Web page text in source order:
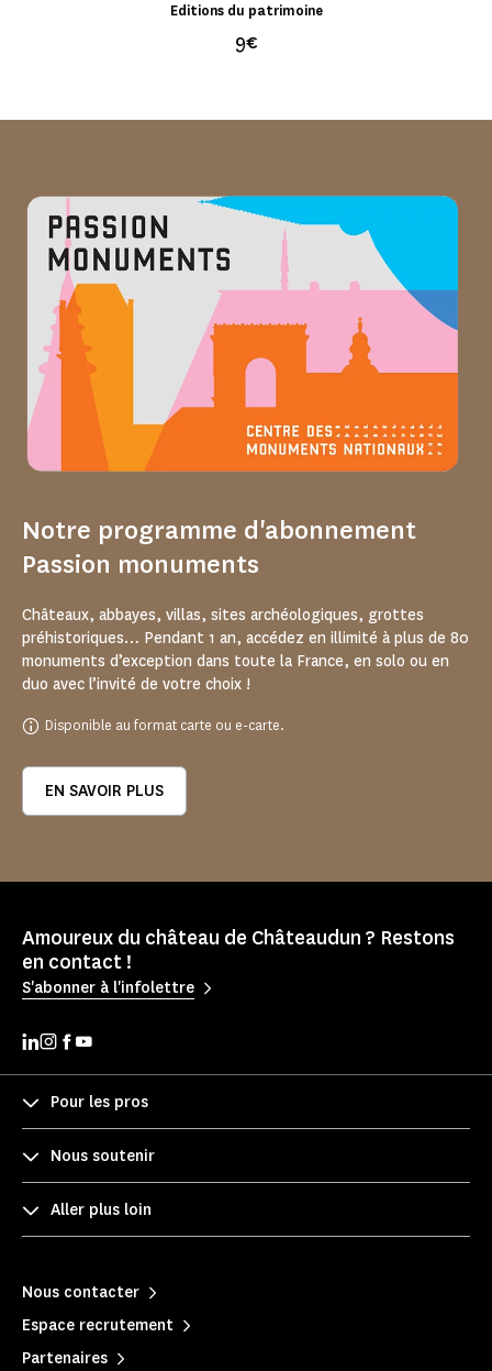
Editions du patrimoine
9€
Notre programme d'abonnement
Passion monuments
Châteaux, abbayes, villas, sites archéologiques, grottes
préhistoriques… Pendant 1 an, accédez en illimité à plus de 80
monuments d’exception dans toute la France, en solo ou en
duo avec l’invité de votre choix !
Disponible au format carte ou e-carte.
EN SAVOIR PLUS
Amoureux du château de Châteaudun ? Restons
en contact !
S'abonner à l'infolettre
Pour les pros
Nous soutenir
Aller plus loin
Nous contacter
Espace recrutement
Partenaires